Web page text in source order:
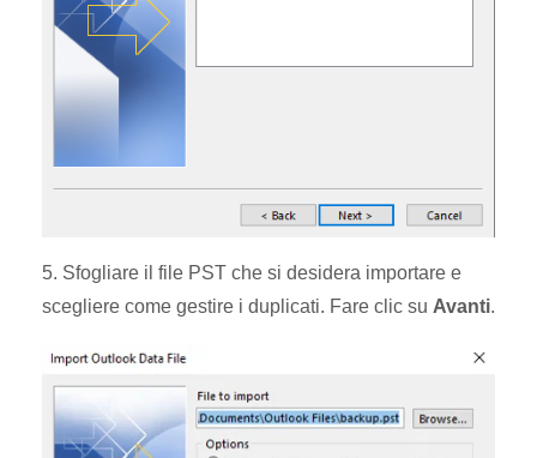
5. Sfogliare il file PST che si desidera importare e
scegliere come gestire i duplicati. Fare clic su Avanti.